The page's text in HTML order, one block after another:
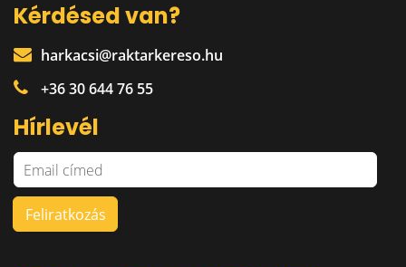
Kérdésed van?
harkacsi@raktarkereso.hu
+36 30 644 76 55
Hírlevél